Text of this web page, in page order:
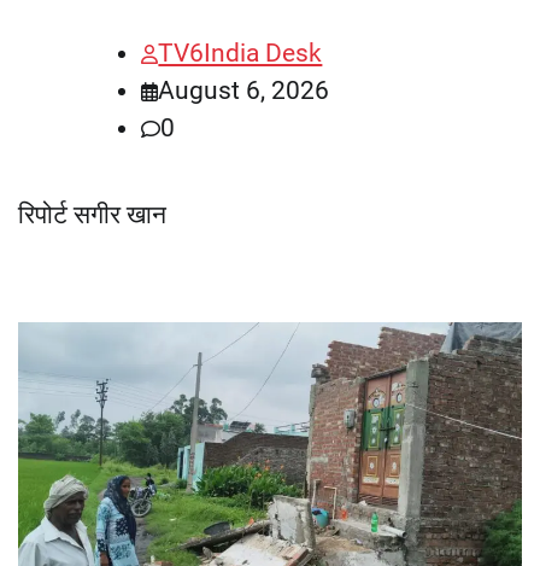
TV6India Desk
August 6, 2026
0
रिपोर्ट सगीर खान